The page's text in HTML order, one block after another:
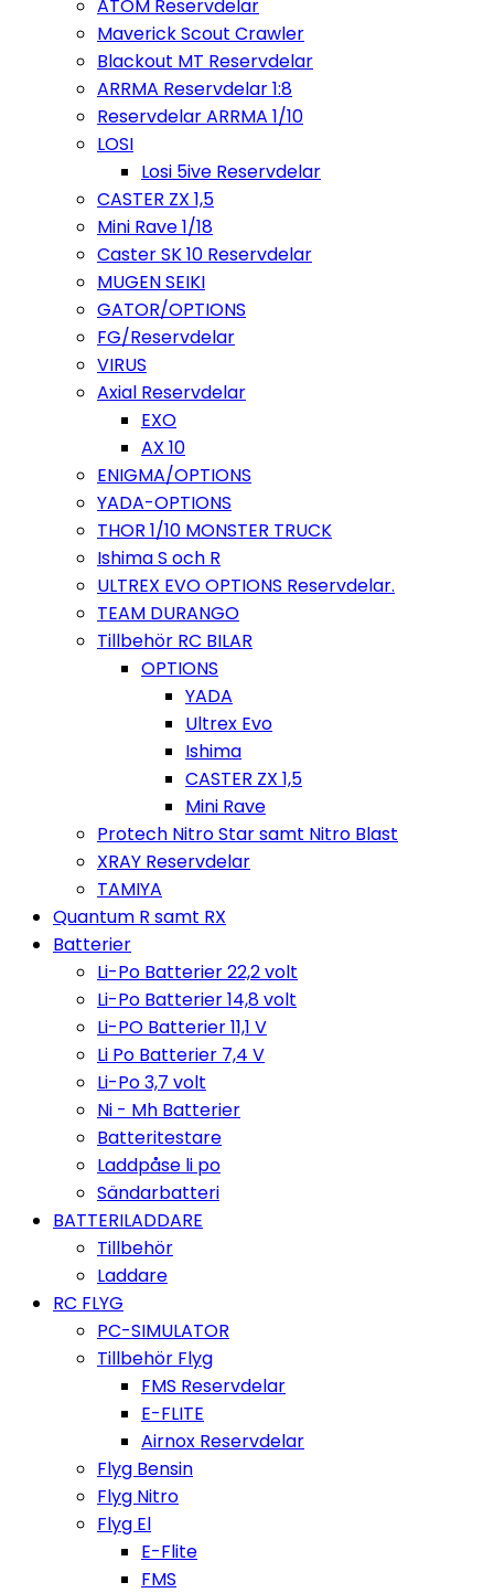
ATOM Reservdelar
Maverick Scout Crawler
Blackout MT Reservdelar
ARRMA Reservdelar 1:8
Reservdelar ARRMA 1/10
LOSI
Losi 5ive Reservdelar
CASTER ZX 1,5
Mini Rave 1/18
Caster SK 10 Reservdelar
MUGEN SEIKI
GATOR/OPTIONS
FG/Reservdelar
VIRUS
Axial Reservdelar
EXO
AX 10
ENIGMA/OPTIONS
YADA-OPTIONS
THOR 1/10 MONSTER TRUCK
Ishima S och R
ULTREX EVO OPTIONS Reservdelar.
TEAM DURANGO
Tillbehör RC BILAR
OPTIONS
YADA
Ultrex Evo
Ishima
CASTER ZX 1,5
Mini Rave
Protech Nitro Star samt Nitro Blast
XRAY Reservdelar
TAMIYA
Quantum R samt RX
Batterier
Li-Po Batterier 22,2 volt
Li-Po Batterier 14,8 volt
Li-PO Batterier 11,1 V
Li Po Batterier 7,4 V
Li-Po 3,7 volt
Ni - Mh Batterier
Batteritestare
Laddpåse li po
Sändarbatteri
BATTERILADDARE
Tillbehör
Laddare
RC FLYG
PC-SIMULATOR
Tillbehör Flyg
FMS Reservdelar
E-FLITE
Airnox Reservdelar
Flyg Bensin
Flyg Nitro
Flyg El
E-Flite
FMS